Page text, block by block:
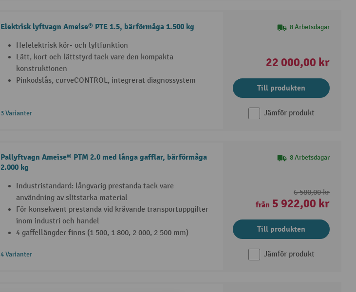
Elektrisk lyftvagn Ameise® PTE 1.5, bärförmåga 1.500 kg
Helelektrisk kör- och lyftfunktion
Lätt, kort och lättstyrd tack vare den kompakta
konstruktionen
Pinkodslås, curveCONTROL, integrerat diagnossystem
3 Varianter
8 Arbetsdagar
22 000,00 kr
Till produkten
Jämför produkt
Pallyftvagn Ameise® PTM 2.0 med långa gafflar, bärförmåga
2.000 kg
Industri­standard: långvarig prestanda tack vare
användning av slitstarka material
För konsekvent prestanda vid krävande transportuppgifter
inom industri och handel
4 gaffellängder finns (1 500, 1 800, 2 000, 2 500 mm)
4 Varianter
8 Arbetsdagar
6 580,00 kr
från 5 922,00 kr
Till produkten
Jämför produkt